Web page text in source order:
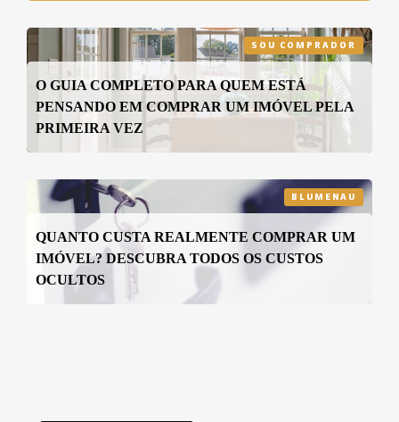
SOU COMPRADOR
O GUIA COMPLETO PARA QUEM ESTÁ
PENSANDO EM COMPRAR UM IMÓVEL PELA
PRIMEIRA VEZ
BLUMENAU
QUANTO CUSTA REALMENTE COMPRAR UM
IMÓVEL? DESCUBRA TODOS OS CUSTOS
OCULTOS